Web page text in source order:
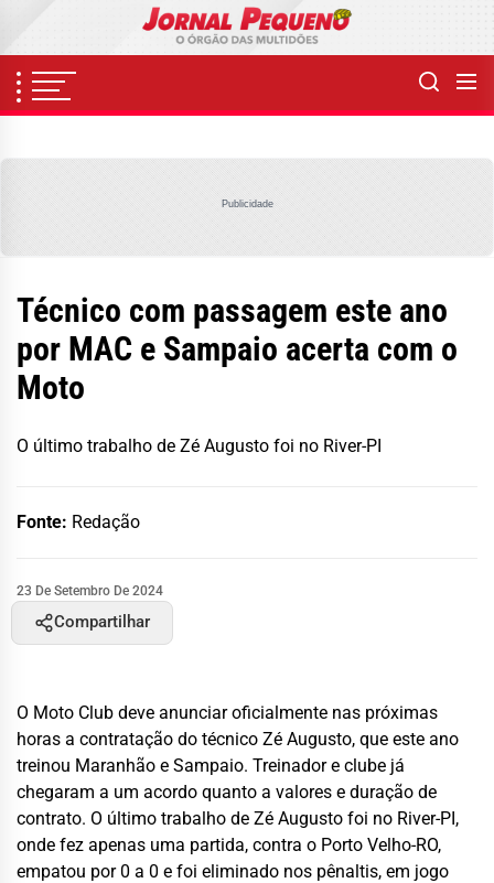
content
Publicidade
Técnico com passagem este ano
por MAC e Sampaio acerta com o
Moto
O último trabalho de Zé Augusto foi no River-PI
Fonte: Redação
23 De Setembro De 2024
Compartilhar
O Moto Club deve anunciar oficialmente nas próximas
horas a contratação do técnico Zé Augusto, que este ano
treinou Maranhão e Sampaio. Treinador e clube já
chegaram a um acordo quanto a valores e duração de
contrato. O último trabalho de Zé Augusto foi no River-PI,
onde fez apenas uma partida, contra o Porto Velho-RO,
empatou por 0 a 0 e foi eliminado nos pênaltis, em jogo